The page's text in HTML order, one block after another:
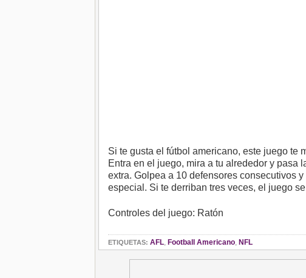
Si te gusta el fútbol americano, este juego te
Entra en el juego, mira a tu alrededor y pasa
extra. Golpea a 10 defensores consecutivos
especial. Si te derriban tres veces, el juego
Controles del juego: Ratón
ETIQUETAS: AFL, Football Americano, NFL